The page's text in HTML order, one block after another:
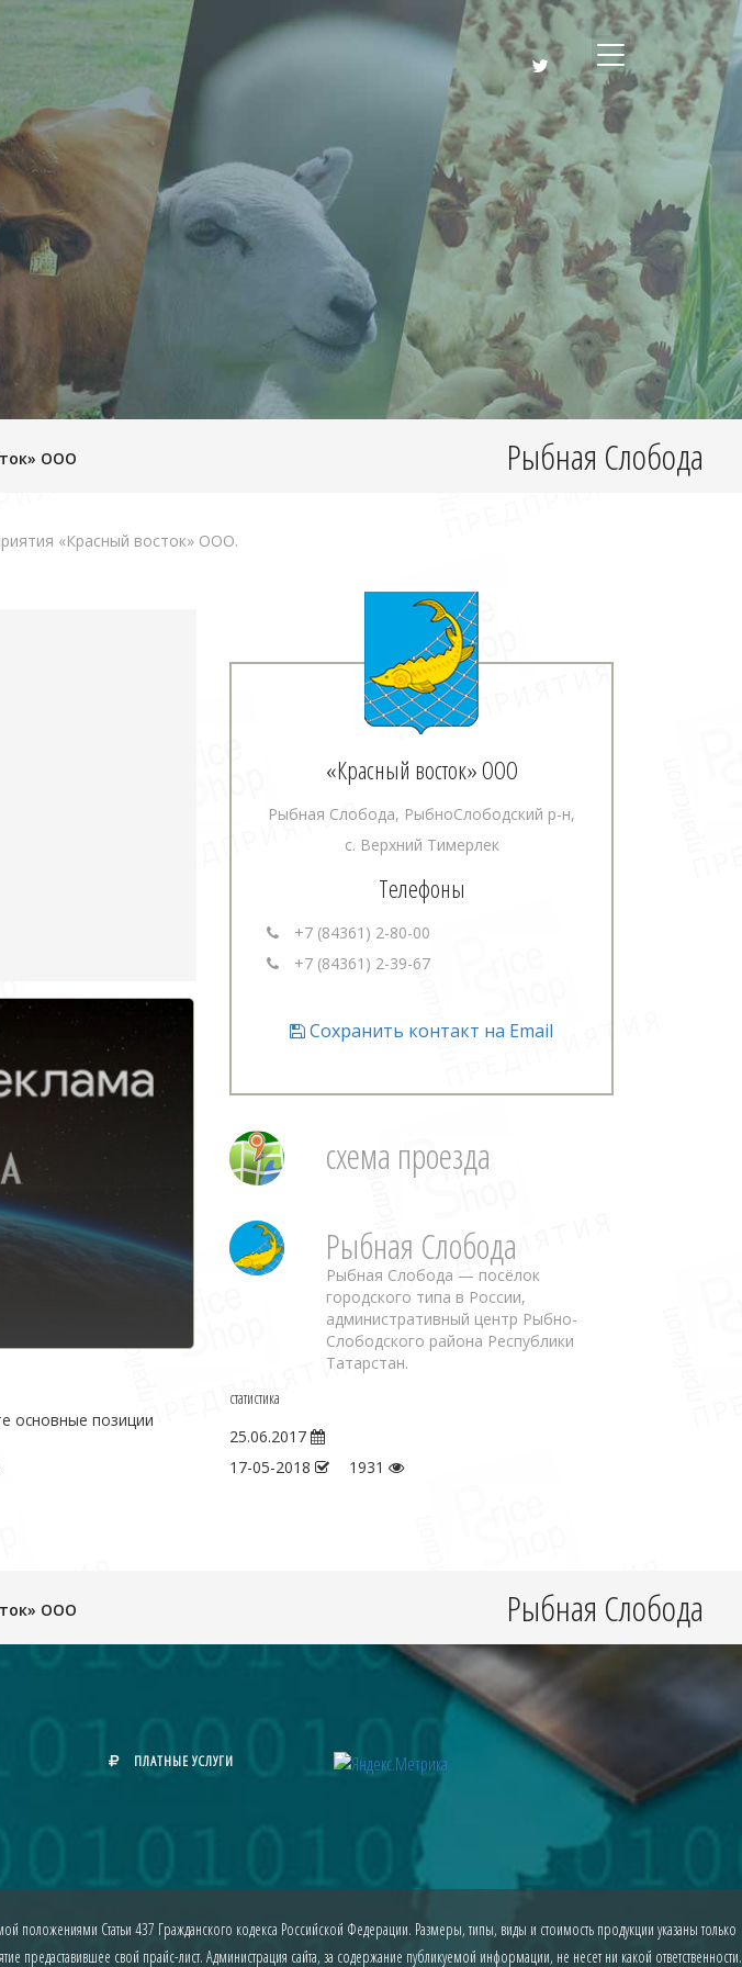
ООО Рыбная Слобода
«Красный восток» ООО.
основные позиции
«Красный восток» ООО
Рыбная Слобода, РыбноСлободский р-н,
с. Верхний Тимерлек
Телефоны
+7 (84361) 2-80-00
+7 (84361) 2-39-67
Сохранить контакт на Email
схема проезда
Рыбная Слобода
Рыбная Слобода — посёлок
городского типа в России,
административный центр Рыбно-
Слободского района Республики
Татарстан.
статистика
25.06.2017
17-05-2018
1931
ООО Рыбная Слобода
ПЛАТНЫЕ УСЛУГИ
Статьи 437 Гражданского кодекса Российской Федерации. Размеры, типы, виды и стоимость продукции указаны только
предаставившее свой прайс-лист. Администрация сайта, за содержание публикуемой информации, не несет ни какой ответственности.